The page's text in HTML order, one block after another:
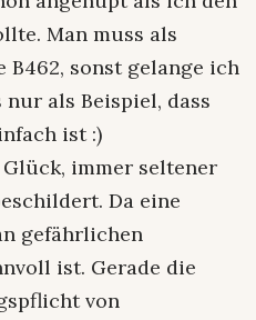
Man muss als
B462, sonst gelange ich
als Beispiel, dass
ist :)
Glück, immer seltener
Da eine
gefährlichen
ist. Gerade die
von